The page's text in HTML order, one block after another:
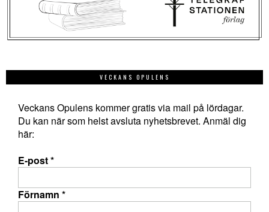
VECKANS OPULENS
Veckans Opulens kommer gratis via mail på lördagar.
Du kan när som helst avsluta nyhetsbrevet. Anmäl dig
här:
E-post*
Förnamn *